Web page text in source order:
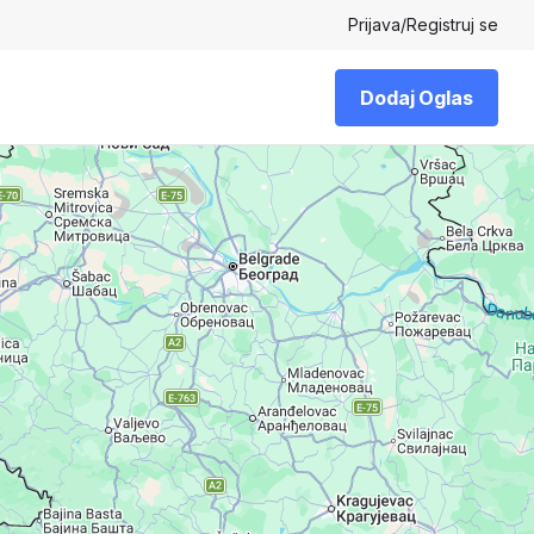
Prijava/Registruj se
Dodaj Oglas